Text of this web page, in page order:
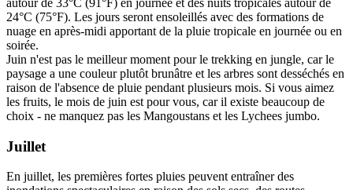
autour de 33°C (91°F) en journée et des nuits tropicales autour de
24°C (75°F). Les jours seront ensoleillés avec des formations de
nuage en après-midi apportant de la pluie tropicale en journée ou en
soirée.
Juin n'est pas le meilleur moment pour le trekking en jungle, car le
paysage a une couleur plutôt brunâtre et les arbres sont desséchés en
raison de l'absence de pluie pendant plusieurs mois. Si vous aimez
les fruits, le mois de juin est pour vous, car il existe beaucoup de
choix - ne manquez pas les Mangoustans et les Lychees jumbo.
Juillet
En juillet, les premières fortes pluies peuvent entraîner des